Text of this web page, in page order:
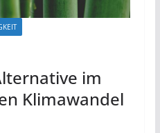
im
Klimawandel